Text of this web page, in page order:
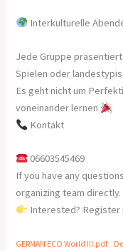
Interkulturelle
Jede Gruppe
Spielen oder
Es geht nicht um
voneinander lernen
Kontakt
06603545469
If you have any
organizing team directly.
Interested? Register
GERMAN ECO World III.pdf